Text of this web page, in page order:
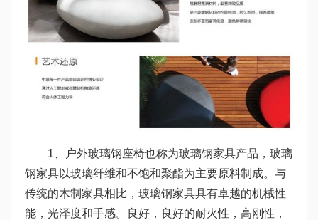
1、户外玻璃钢座椅也称为玻璃钢家具产品，玻璃
钢家具以玻璃纤维和不饱和聚酯为主要原料制成。与
传统的木制家具相比，玻璃钢家具具有卓越的机械性
能，光泽度和手感。良好，良好的耐火性，高刚性，